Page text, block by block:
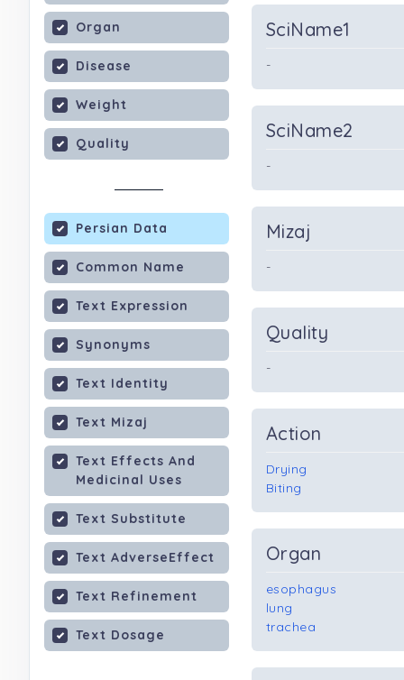
Organ
Disease
Weight
Quality
Persian Data
Common Name
Text Expression
Synonyms
Text Identity
Text Mizaj
Text Effects And
Medicinal Uses
Text Substitute
Text AdverseEffect
Text Refinement
Text Dosage
SciName1
-
SciName2
-
Mizaj
-
Quality
-
Action
Drying
Biting
Organ
esophagus
lung
trachea